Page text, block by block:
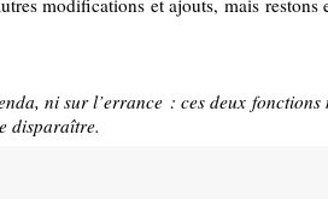
modifications et ajouts, mais restons
ni sur l’errance : ces deux fonctions
disparaître.